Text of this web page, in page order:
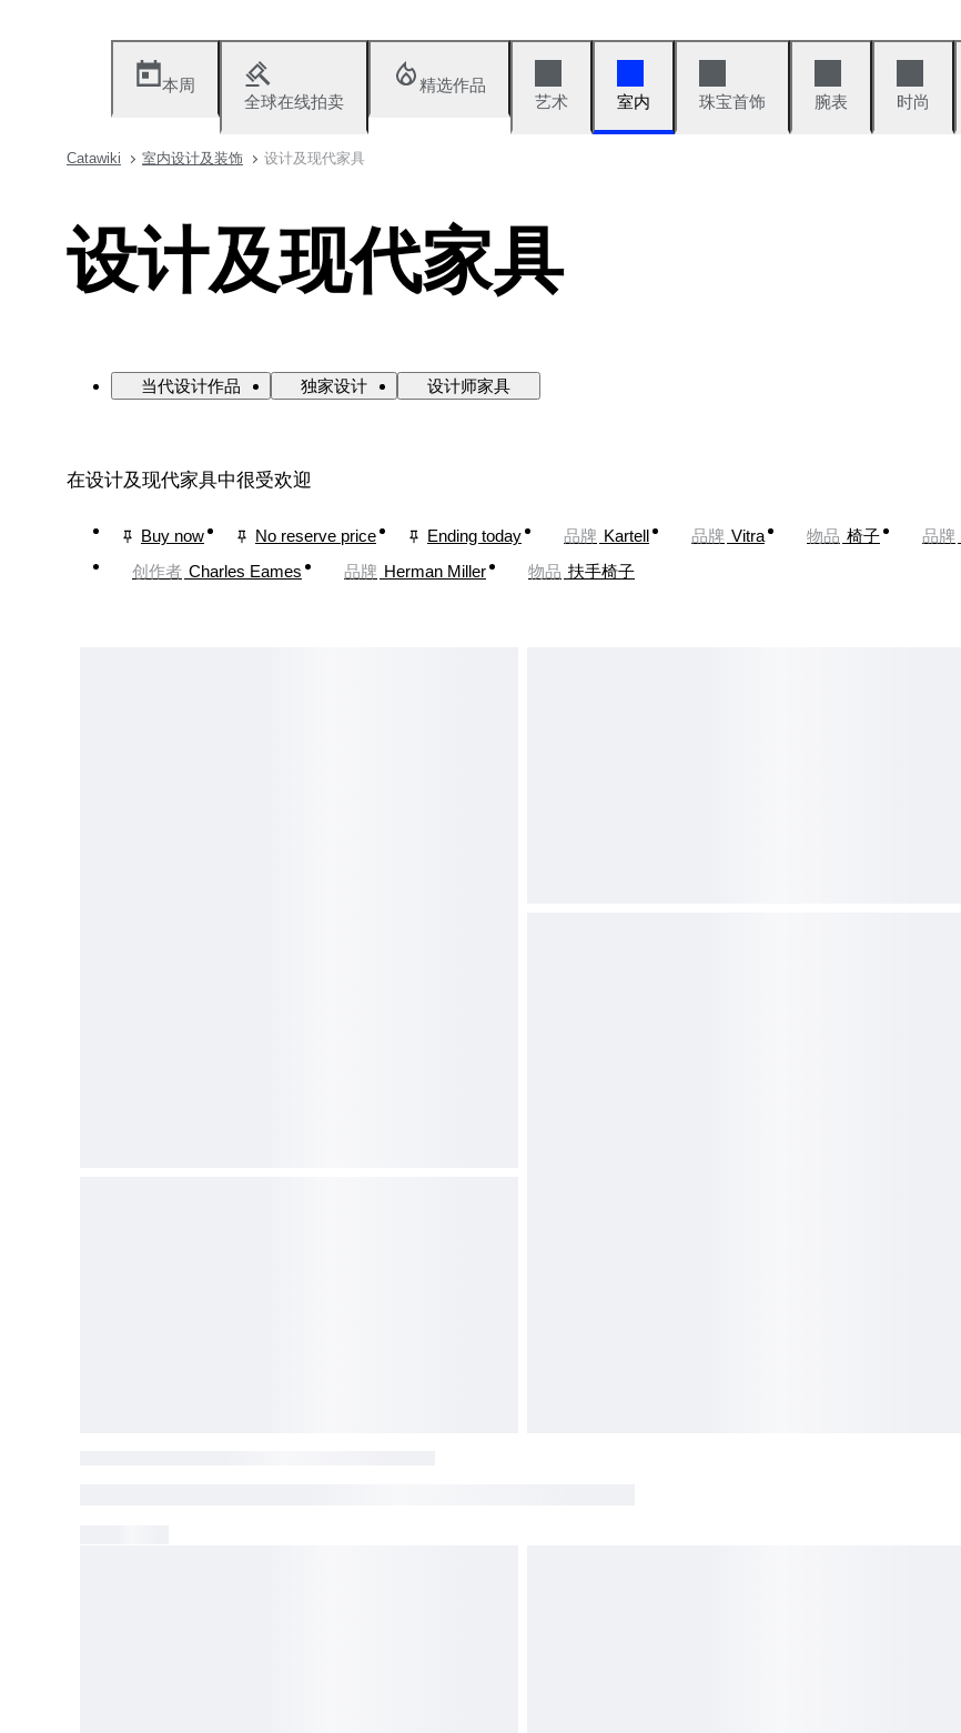
本周
全球在线拍卖
精选作品
艺术
室内 珠宝首饰 腕表 时尚
Catawiki 室内设计及装饰 设计及现代家具
设计及现代家具
当代设计作品 独家设计 设计师家具
在设计及现代家具中很受欢迎
Buy now No reserve price Ending today 品牌 Kartell 品牌 Vitra 物品 椅子 品牌
创作者 Charles Eames 品牌 Herman Miller 物品 扶手椅子